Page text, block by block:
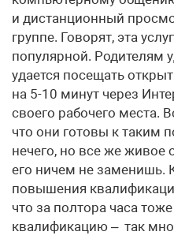
и дистанционный
группе. Говорят, эта
популярной. Родителям
удается посещать
на 5-10 минут через
своего рабочего места.
что они готовы к таким
нечего, но все же живое
его ничем не заменишь.
повышения
что за полтора часа
квалификацию – так